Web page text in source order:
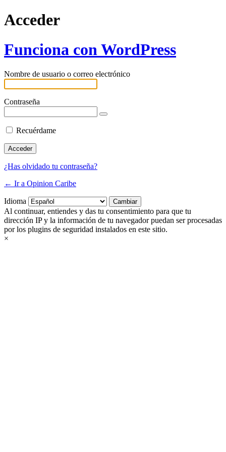
Acceder
Funciona con WordPress
Nombre de usuario o correo electrónico
Contraseña
Recuérdame
¿Has olvidado tu contraseña?
← Ir a Opinion Caribe
Idioma
Al continuar, entiendes y das tu consentimiento para que tu
dirección IP y la información de tu navegador puedan ser procesadas
por los plugins de seguridad instalados en este sitio.
×